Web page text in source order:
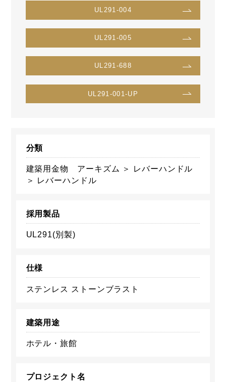
UL291-004
UL291-005
UL291-688
UL291-001-UP
分類
建築用金物 アーキズム ＞ レバーハンドル
＞ レバーハンドル
採用製品
UL291(別製)
仕様
ステンレス ストーンブラスト
建築用途
ホテル・旅館
プロジェクト名